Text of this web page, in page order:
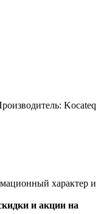
Kocateq
характер и
и акции на